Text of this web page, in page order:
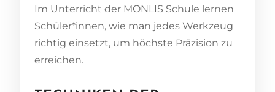
Im Unterricht der MONLIS Schule lernen
Schüler*innen, wie man jedes Werkzeug
richtig einsetzt, um höchste Präzision zu
erreichen.